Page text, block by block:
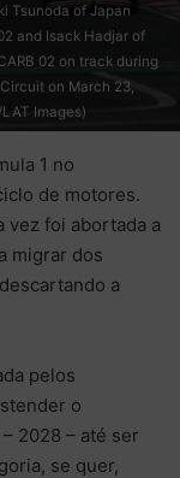
Tsunoda of Japan
and Isack Hadjar of
02 on track during
on March 23,
Images)
1 no
de motores.
vez foi abortada a
migrar dos
a
pelos
o
2028 – até ser
se quer,